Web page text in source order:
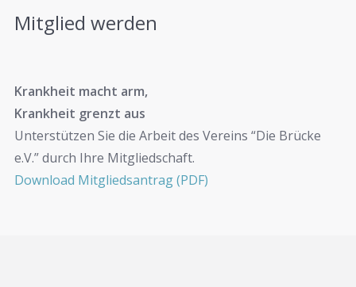
Mitglied werden
Krankheit macht arm,
Krankheit grenzt aus
Unterstützen Sie die Arbeit des Vereins “Die Brücke
e.V.” durch Ihre Mitgliedschaft.
Download Mitgliedsantrag (PDF)